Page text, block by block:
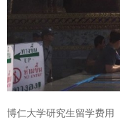
博仁大学研究生留学费用